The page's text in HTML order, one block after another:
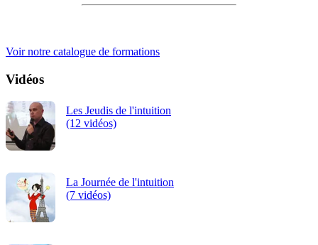
Voir notre catalogue de formations
Vidéos
Les Jeudis de l'intuition
(12 vidéos)
La Journée de l'intuition
(7 vidéos)